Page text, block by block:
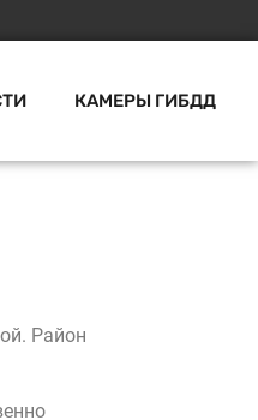
КАМЕРЫ ГИБДД
Район